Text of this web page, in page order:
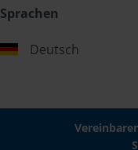
Sprachen
Deutsch